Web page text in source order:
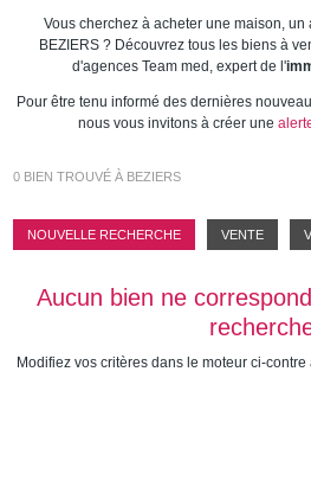
Nos offres
Nos agences
Vous cherchez à acheter une maison,
BEZIERS ? Découvrez tous les biens à
d'agences Team med, expert de l'
Pour être tenu informé des dernières
nous vous invitons à créer une
0 BIEN TROUVÉ À BEZIERS
NOUVELLE RECHERCHE VENTE
Aucun bien ne
Modifiez vos critères dans le moteur ci-